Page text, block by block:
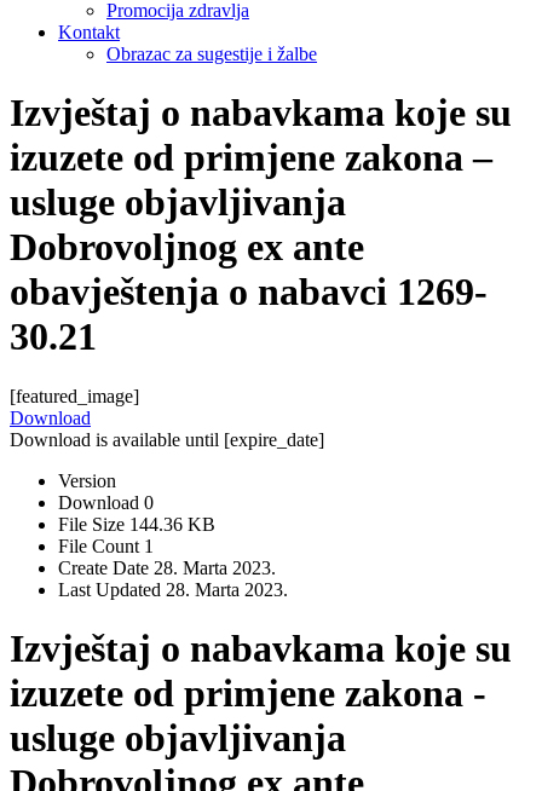
Promocija zdravlja
Kontakt
Obrazac za sugestije i žalbe
Izvještaj o nabavkama koje su
izuzete od primjene zakona –
usluge objavljivanja
Dobrovoljnog ex ante
obavještenja o nabavci 1269-
30.21
[featured_image]
Download
Download is available until [expire_date]
Version
Download 0
File Size 144.36 KB
File Count 1
Create Date 28. Marta 2023.
Last Updated 28. Marta 2023.
Izvještaj o nabavkama koje su
izuzete od primjene zakona -
usluge objavljivanja